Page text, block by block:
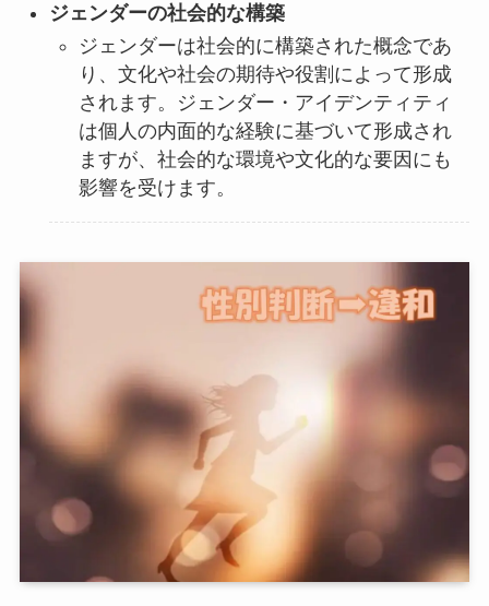
ジェンダーの社会的な構築
ジェンダーは社会的に構築された概念であ
り、文化や社会の期待や役割によって形成
されます。ジェンダー・アイデンティティ
は個人の内面的な経験に基づいて形成され
ますが、社会的な環境や文化的な要因にも
影響を受けます。